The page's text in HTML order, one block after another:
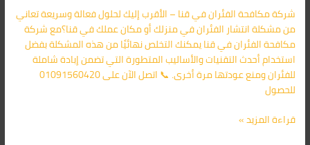
شركة مكافحة الفئران في قنا – الأقرب إليك لحلول فعالة وسريعة تعاني
من مشكلة انتشار الفئران في منزلك أو مكان عملك في قنا؟مع شركة
مكافحة الفئران في قنا يمكنك التخلص نهائيًا من هذه المشكلة بفضل
استخدام أحدث التقنيات والأساليب المتطورة التي تضمن إبادة شاملة
للفئران ومنع عودتها مرة أخرى. 📞 اتصل الآن على 01091560420
للحصول
قراءة المزيد »